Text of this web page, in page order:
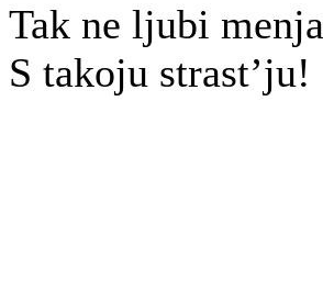
Tak ne ljubi menja
S takoju strast’ju!